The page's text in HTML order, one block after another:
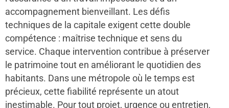
accompagnement bienveillant. Les défis
techniques de la capitale exigent cette double
compétence : maîtrise technique et sens du
service. Chaque intervention contribue à préserver
le patrimoine tout en améliorant le quotidien des
habitants. Dans une métropole où le temps est
précieux, cette fiabilité représente un atout
inestimable. Pour tout projet, urgence ou entretien,